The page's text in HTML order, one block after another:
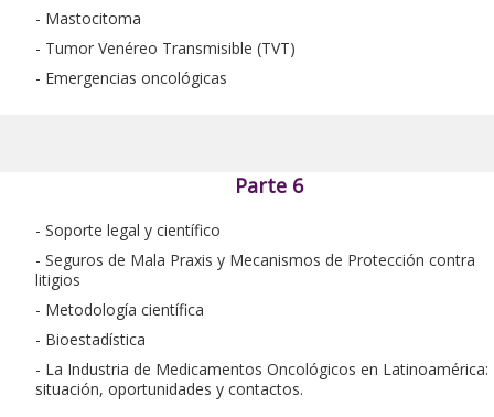
- Mastocitoma
- Tumor Venéreo Transmisible (TVT)
- Emergencias oncológicas
Parte 6
- Soporte legal y científico
- Seguros de Mala Praxis y Mecanismos de Protección contra
litigios
- Metodología científica
- Bioestadística
- La Industria de Medicamentos Oncológicos en Latinoamérica:
situación, oportunidades y contactos.